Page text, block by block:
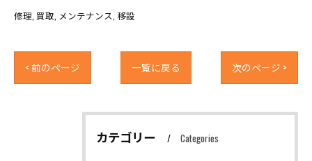
修理 買取 メンテナンス 移設
< 前のページ 一覧に戻る 次のページ >
カテゴリー Categories